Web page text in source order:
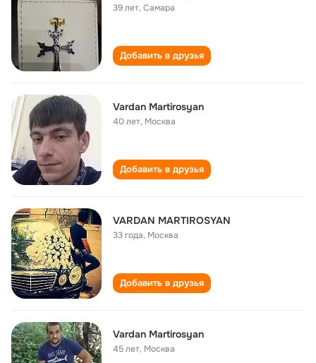
39 лет,Самара
Добавить в друзья
Vardan Martirosyan
40 лет, Москва
Добавить в друзья
VARDAN MARTIROSYAN
33 года, Москва
Добавить в друзья
Vardan Martirosyan
45 лет, Москва